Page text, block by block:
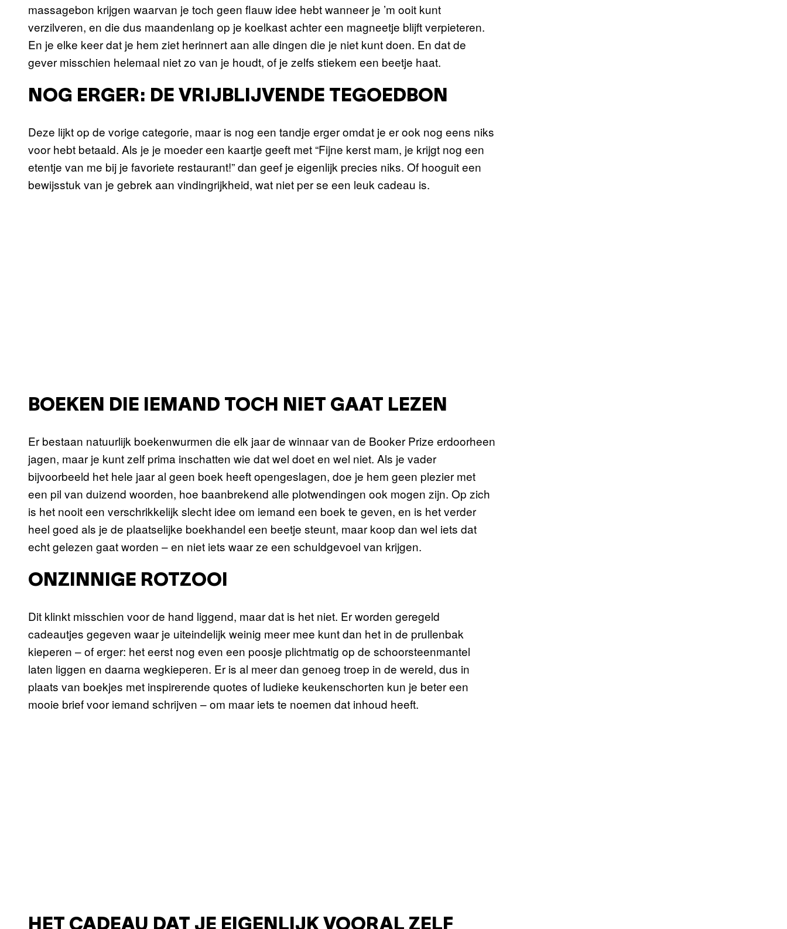
massagebon krijgen waarvan je toch geen flauw idee hebt wanneer je ’m ooit kunt
verzilveren, en die dus maandenlang op je koelkast achter een magneetje blijft verpieteren.
En je elke keer dat je hem ziet herinnert aan alle dingen die je niet kunt doen. En dat de
gever misschien helemaal niet zo van je houdt, of je zelfs stiekem een beetje haat.
NOG ERGER: DE VRIJBLIJVENDE TEGOEDBON
Deze lijkt op de vorige categorie, maar is nog een tandje erger omdat je er ook nog eens niks
voor hebt betaald. Als je je moeder een kaartje geeft met “Fijne kerst mam, je krijgt nog een
etentje van me bij je favoriete restaurant!” dan geef je eigenlijk precies niks. Of hooguit een
bewijsstuk van je gebrek aan vindingrijkheid, wat niet per se een leuk cadeau is.
BOEKEN DIE IEMAND TOCH NIET GAAT LEZEN
Er bestaan natuurlijk boekenwurmen die elk jaar de winnaar van de Booker Prize erdoorheen
jagen, maar je kunt zelf prima inschatten wie dat wel doet en wel niet. Als je vader
bijvoorbeeld het hele jaar al geen boek heeft opengeslagen, doe je hem geen plezier met
een pil van duizend woorden, hoe baanbrekend alle plotwendingen ook mogen zijn. Op zich
is het nooit een verschrikkelijk slecht idee om iemand een boek te geven, en is het verder
heel goed als je de plaatselijke boekhandel een beetje steunt, maar koop dan wel iets dat
echt gelezen gaat worden – en niet iets waar ze een schuldgevoel van krijgen.
ONZINNIGE ROTZOOI
Dit klinkt misschien voor de hand liggend, maar dat is het niet. Er worden geregeld
cadeautjes gegeven waar je uiteindelijk weinig meer mee kunt dan het in de prullenbak
kieperen – of erger: het eerst nog even een poosje plichtmatig op de schoorsteenmantel
laten liggen en daarna wegkieperen. Er is al meer dan genoeg troep in de wereld, dus in
plaats van boekjes met inspirerende quotes of ludieke keukenschorten kun je beter een
mooie brief voor iemand schrijven – om maar iets te noemen dat inhoud heeft.
HET CADEAU DAT JE EIGENLIJK VOORAL ZELF